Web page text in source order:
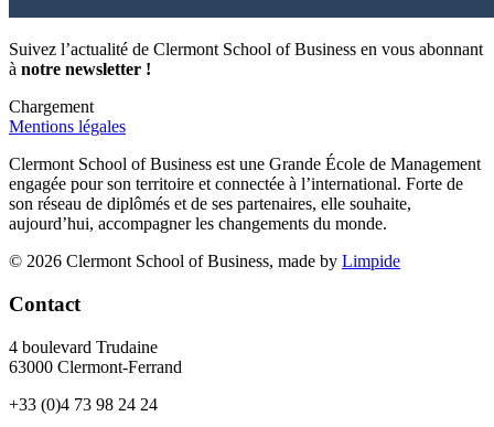
Suivez l’actualité de Clermont School of Business en vous abonnant
à notre newsletter !
Chargement
Mentions légales
Clermont School of Business est une Grande École de Management
engagée pour son territoire et connectée à l’international. Forte de
son réseau de diplômés et de ses partenaires, elle souhaite,
aujourd’hui, accompagner les changements du monde.
© 2026 Clermont School of Business, made by Limpide
Contact
4 boulevard Trudaine
63000 Clermont-Ferrand
+33 (0)4 73 98 24 24